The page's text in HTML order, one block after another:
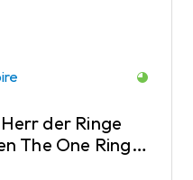
Herr der Ringe
The One Ring